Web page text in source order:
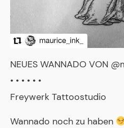
NEUES WANNADO VON
• • • • • •
Freywerk Tattoostudio
Wannado noch zu haben